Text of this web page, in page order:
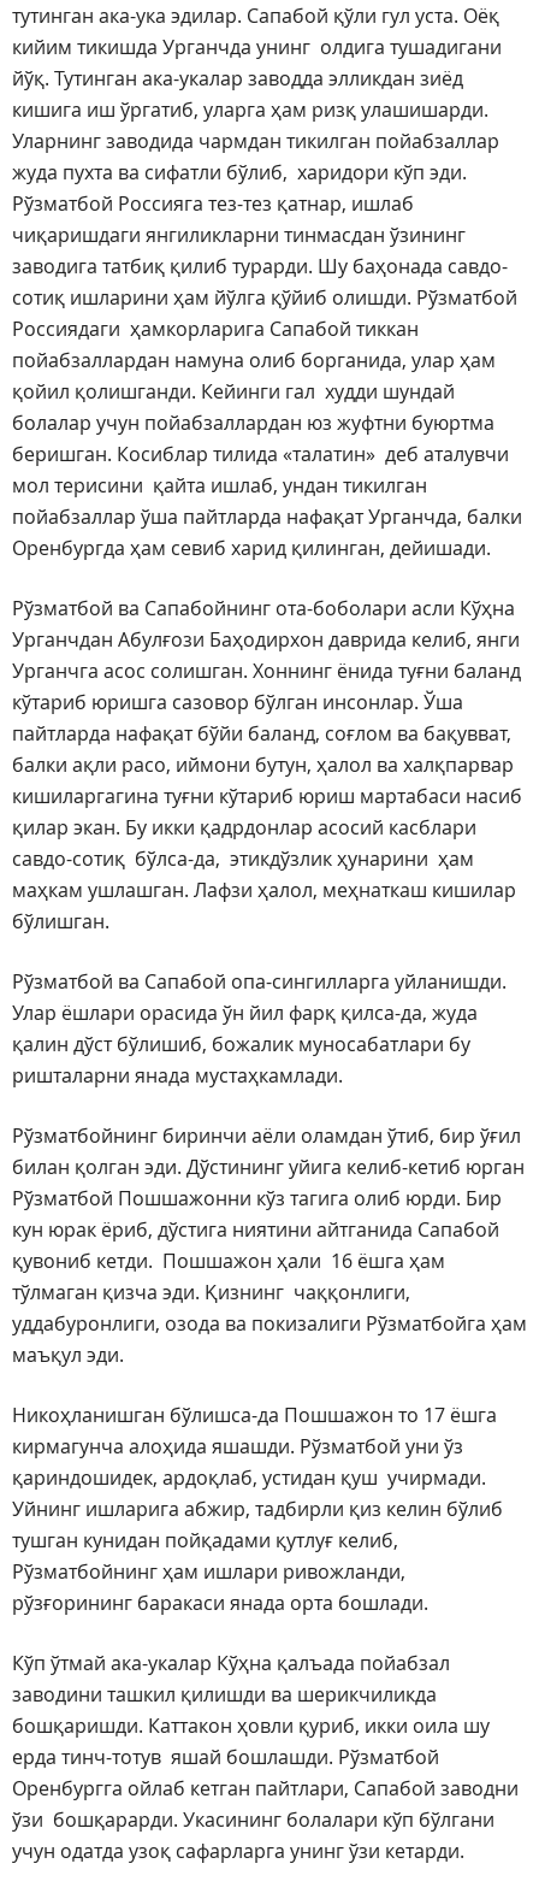
тутинган ака-ука эдилар. Сапабой қўли гул уста. Оёқ
кийим тикишда Урганчда унинг олдига тушадигани
йўқ. Тутинган ака-укалар заводда элликдан зиёд
кишига иш ўргатиб, уларга ҳам ризқ улашишарди.
Уларнинг заводида чармдан тикилган пойабзаллар
жуда пухта ва сифатли бўлиб, харидори кўп эди.
Рўзматбой Россияга тез-тез қатнар, ишлаб
чиқаришдаги янгиликларни тинмасдан ўзининг
заводига татбиқ қилиб турарди. Шу баҳонада савдо-
сотиқ ишларини ҳам йўлга қўйиб олишди. Рўзматбой
Россиядаги ҳамкорларига Сапабой тиккан
пойабзаллардан намуна олиб борганида, улар ҳам
қойил қолишганди. Кейинги гал худди шундай
болалар учун пойабзаллардан юз жуфтни буюртма
беришган. Косиблар тилида «талатин» деб аталувчи
мол терисини қайта ишлаб, ундан тикилган
пойабзаллар ўша пайтларда нафақат Урганчда, балки
Оренбургда ҳам севиб харид қилинган, дейишади.
Рўзматбой ва Сапабойнинг ота-боболари асли Кўҳна
Урганчдан Абулғози Баҳодирхон даврида келиб, янги
Урганчга асос солишган. Хоннинг ёнида туғни баланд
кўтариб юришга сазовор бўлган инсонлар. Ўша
пайтларда нафақат бўйи баланд, соғлом ва бақувват,
балки ақли расо, иймони бутун, ҳалол ва халқпарвар
кишиларгагина туғни кўтариб юриш мартабаси насиб
қилар экан. Бу икки қадрдонлар асосий касблари
савдо-сотиқ бўлса-да, этикдўзлик ҳунарини ҳам
маҳкам ушлашган. Лафзи ҳалол, меҳнаткаш кишилар
бўлишган.
Рўзматбой ва Сапабой опа-сингилларга уйланишди.
Улар ёшлари орасида ўн йил фарқ қилса-да, жуда
қалин дўст бўлишиб, божалик муносабатлари бу
ришталарни янада мустаҳкамлади.
Рўзматбойнинг биринчи аёли оламдан ўтиб, бир ўғил
билан қолган эди. Дўстининг уйига келиб-кетиб юрган
Рўзматбой Пошшажонни кўз тагига олиб юрди. Бир
кун юрак ёриб, дўстига ниятини айтганида Сапабой
қувониб кетди. Пошшажон ҳали 16 ёшга ҳам
тўлмаган қизча эди. Қизнинг чаққонлиги,
уддабуронлиги, озода ва покизалиги Рўзматбойга ҳам
маъқул эди.
Никоҳланишган бўлишса-да Пошшажон то 17 ёшга
кирмагунча алоҳида яшашди. Рўзматбой уни ўз
қариндошидек, ардоқлаб, устидан қуш учирмади.
Уйнинг ишларига абжир, тадбирли қиз келин бўлиб
тушган кунидан пойқадами қутлуғ келиб,
Рўзматбойнинг ҳам ишлари ривожланди,
рўзғорининг баракаси янада орта бошлади.
Кўп ўтмай ака-укалар Кўҳна қалъада пойабзал
заводини ташкил қилишди ва шерикчиликда
бошқаришди. Каттакон ҳовли қуриб, икки оила шу
ерда тинч-тотув яшай бошлашди. Рўзматбой
Оренбургга ойлаб кетган пайтлари, Сапабой заводни
ўзи бошқарарди. Укасининг болалари кўп бўлгани
учун одатда узоқ сафарларга унинг ўзи кетарди.